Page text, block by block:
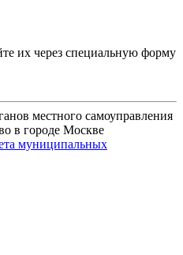
их через специальную форму
местного самоуправления
в городе Москве
муниципальных